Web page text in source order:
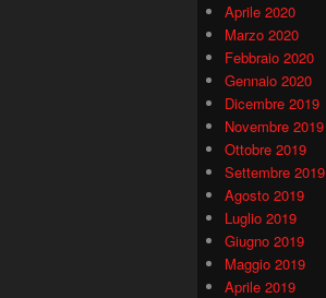
Aprile 2020
Marzo 2020
Febbraio 2020
Gennaio 2020
Dicembre 2019
Novembre 2019
Ottobre 2019
Settembre 2019
Agosto 2019
Luglio 2019
Giugno 2019
Maggio 2019
Aprile 2019